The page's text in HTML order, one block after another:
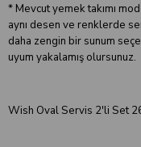
* Mevcut yemek takımı
aynı desen ve renklerde
daha zengin bir sunum
uyum yakalamış olursunuz.
Wish Oval Servis 2'li Set